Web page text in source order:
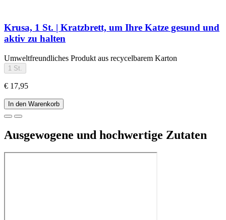
Krusa, 1 St. | Kratzbrett, um Ihre Katze gesund und
aktiv zu halten
Umweltfreundliches Produkt aus recycelbarem Karton
1 St.
€ 17,95
In den Warenkorb
Ausgewogene und hochwertige Zutaten